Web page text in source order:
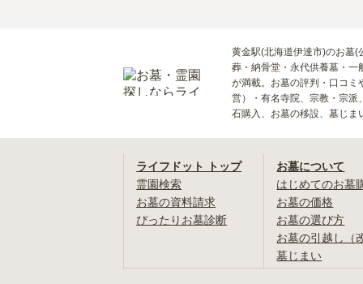
黄金駅(北海道伊達市)のお墓(
葬・納骨堂・永代供養墓・一
が満載。お墓の評判・口コミ
営）・有名寺院、宗教・宗派
石購入、お墓の移設、墓じま
ライフドット トップ
霊園検索
お墓の資料請求
ぴったりお墓診断
お墓について
はじめてのお墓
お墓の価格
お墓の選び方
お墓の引越し（
墓じまい